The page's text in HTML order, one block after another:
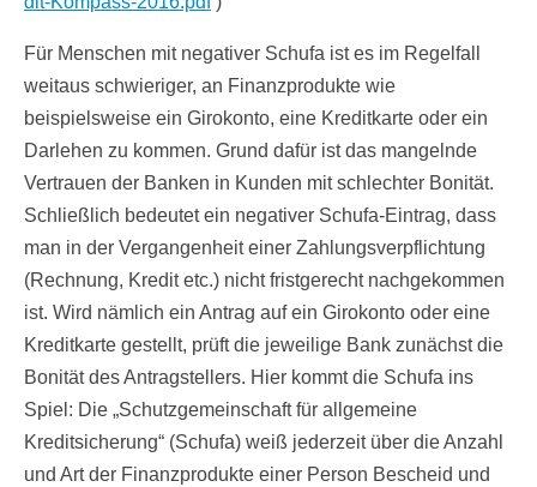
Für Menschen mit negativer Schufa ist es im Regelfall
weitaus schwieriger, an Finanzprodukte wie
beispielsweise ein Girokonto, eine Kreditkarte oder ein
Darlehen zu kommen. Grund dafür ist das mangelnde
Vertrauen der Banken in Kunden mit schlechter Bonität.
Schließlich bedeutet ein negativer Schufa-Eintrag, dass
man in der Vergangenheit einer Zahlungsverpflichtung
(Rechnung, Kredit etc.) nicht fristgerecht nachgekommen
ist. Wird nämlich ein Antrag auf ein Girokonto oder eine
Kreditkarte gestellt, prüft die jeweilige Bank zunächst die
Bonität des Antragstellers. Hier kommt die Schufa ins
Spiel: Die „Schutzgemeinschaft für allgemeine
Kreditsicherung“ (Schufa) weiß jederzeit über die Anzahl
und Art der Finanzprodukte einer Person Bescheid und